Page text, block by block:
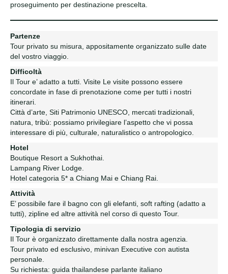
proseguimento per destinazione prescelta.
Partenze
Tour privato su misura, appositamente organizzato sulle date
del vostro viaggio.
Difficoltà
Il Tour e’ adatto a tutti. Visite Le visite possono essere
concordate in fase di prenotazione come per tutti i nostri
itinerari.
Città d’arte, Siti Patrimonio UNESCO, mercati tradizionali,
natura, tribù: possiamo privilegiare l’aspetto che vi possa
interessare di più, culturale, naturalistico o antropologico.
Hotel
Boutique Resort a Sukhothai.
Lampang River Lodge.
Hotel categoria 5* a Chiang Mai e Chiang Rai.
Attività
E’ possibile fare il bagno con gli elefanti, soft rafting (adatto a
tutti), zipline ed altre attività nel corso di questo Tour.
Tipologia di servizio
Il Tour è organizzato direttamente dalla nostra agenzia.
Tour privato ed esclusivo, minivan Executive con autista
personale.
Su richiesta: guida thailandese parlante italiano